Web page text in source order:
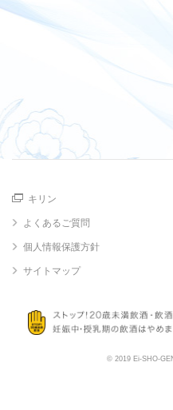
キリン
よくあるご質問
個人情報保護方針
サイトマップ
© 2019 Ei-SHO-